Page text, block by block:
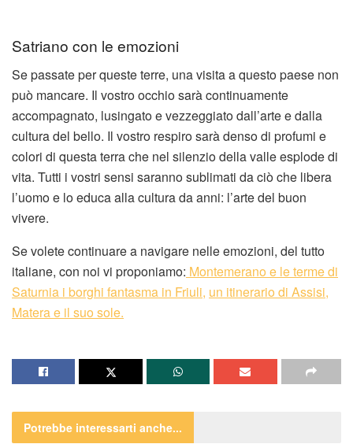
Satriano con le emozioni
Se passate per queste terre, una visita a questo paese non
può mancare. Il vostro occhio sarà continuamente
accompagnato, lusingato e vezzeggiato dall’arte e dalla
cultura del bello. Il vostro respiro sarà denso di profumi e
colori di questa terra che nel silenzio della valle esplode di
vita. Tutti i vostri sensi saranno sublimati da ciò che libera
l’uomo e lo educa alla cultura da anni: l’arte del buon
vivere.
Se volete continuare a navigare nelle emozioni, del tutto
italiane, con noi vi proponiamo: Montemerano e le terme di
Saturnia i borghi fantasma in Friuli, un itinerario di Assisi,
Matera e il suo sole.
Potrebbe interessarti anche...